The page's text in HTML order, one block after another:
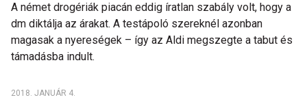
A német drogériák piacán eddig íratlan szabály volt, hogy a
dm diktálja az árakat. A testápoló szereknél azonban
magasak a nyereségek – így az Aldi megszegte a tabut és
támadásba indult.
2018. JANUÁR 4.